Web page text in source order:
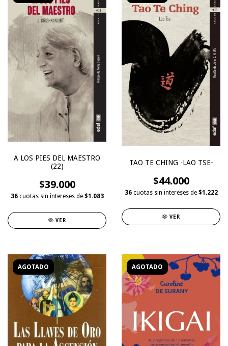
A LOS PIES DEL MAESTRO
(22)
$39.000
36 cuotas sin intereses de $1.083
VER
TAO TE CHING -LAO TSE-
$44.000
36 cuotas sin intereses de $1.222
VER
AGOTADO AGOTADO